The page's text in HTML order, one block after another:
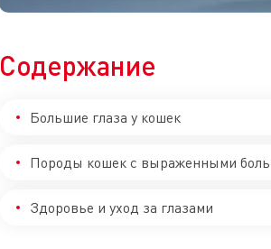
Содержание
Большие глаза у кошек
Породы кошек с выраженными
Здоровье и уход за глазами